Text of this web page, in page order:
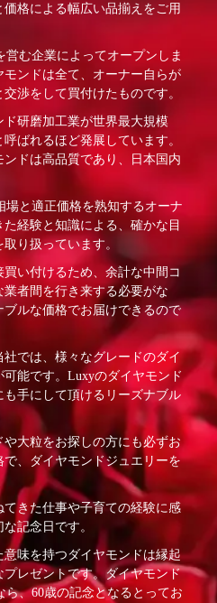
格による幅広い品揃えをご用
む企業によってオープンしま
モンドは全て、オーナー自らが
渉をして買付けたものです。
研磨加工業が世界最大規模
ばれるほど発展しています。
ドは高品質であり、日本国内
と適正価格を熟知するオーナ
経験と知識による、確かな目
り扱っています。
い付けるため、余計な中間コ
者間を行き来する必要がな
ブルな価格でお届けできるので
では、様々なグレードのダイ
能です。Luxyのダイヤモンド
手にして頂けるリーズナブル
大粒をお探しの方にも必ずお
、ダイヤモンドジュエリーを
きた仕事や子育ての経験に感
記念日です。
味を持つダイヤモンドは縁起
レゼントです。ダイヤモンド
、60歳の記念となるとってお